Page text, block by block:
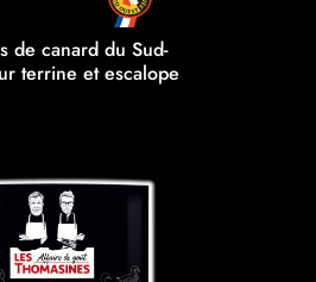
de canard du Sud-
terrine et escalope